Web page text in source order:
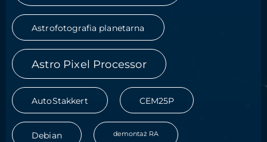
Astrofotografia planetarna
Astro Pixel Processor
AutoStakkert CEM25P
Debian demontaż RA